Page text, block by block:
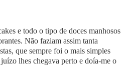
e todo o tipo de doces manhosos
Não faziam assim tanta
que sempre foi o mais simples
lhes chegava perto e doía-me o